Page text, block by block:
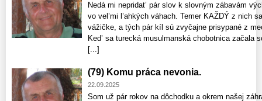
Nedá mi nepridat’ pár slov k slovným zábavám
vo vel’mi l’ahkých váhach. Temer KAŽDÝ z nich
vážičke, a tých pár kíl sú zvyčajne prisypané z
Ked’ sa turecká musulmanská chobotnica začala
[...]
(79) Komu práca nevonia.
22.09.2025
Som už pár rokov na dôchodku a okrem našej